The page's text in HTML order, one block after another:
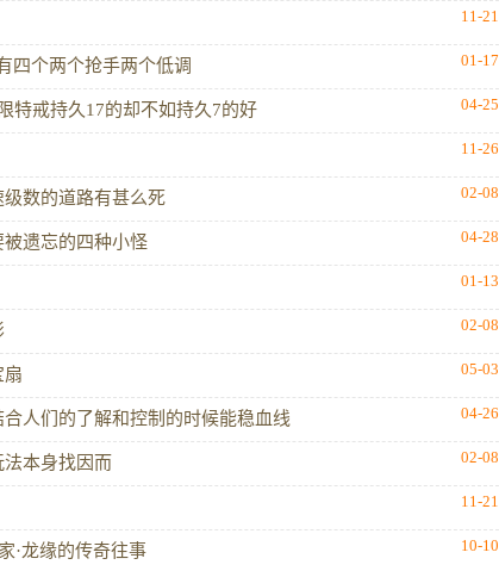
11-21
01-17
四个两个抢手两个低调
04-25
特戒持久17的却不如持久7的好
11-26
02-08
数的道路有甚么死
04-28
遗忘的四种小怪
01-13
02-08
05-03
扇
04-26
人们的了解和控制的时候能稳血线
02-08
本身找因而
11-21
10-10
·龙缘的传奇往事